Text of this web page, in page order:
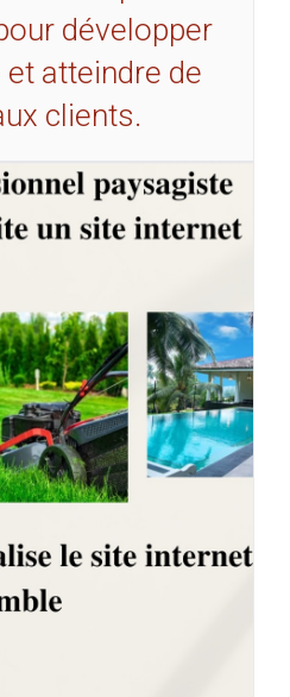
développer
atteindre de
clients.